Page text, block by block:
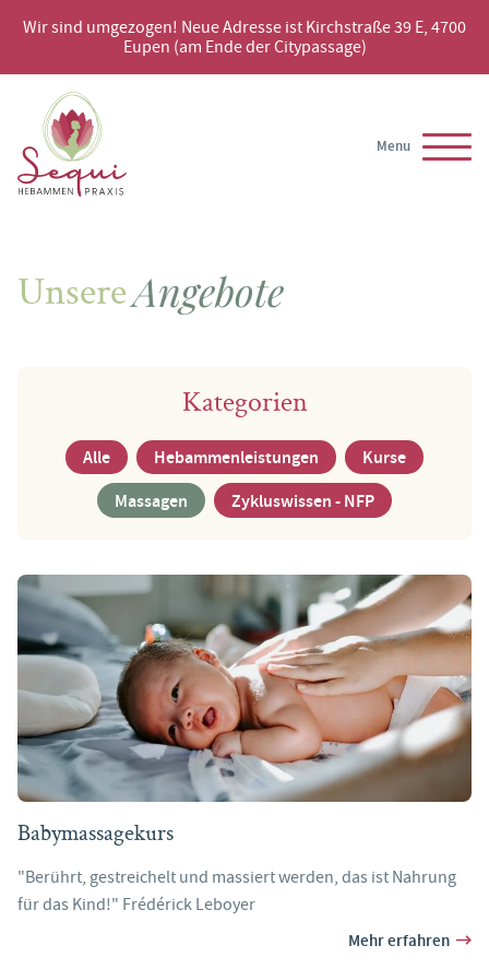
Wir sind umgezogen! Neue Adresse ist Kirchstraße 39 E, 4700
Eupen (am Ende der Citypassage)
Menu
UnsereAngebote
Kategorien
Alle Hebammenleistungen
Kurse
Massagen
Zykluswissen - NFP
Babymassagekurs
"Berührt, gestreichelt und massiert werden, das ist Nahrung
für das Kind!" Frédérick Leboyer
Mehr erfahren